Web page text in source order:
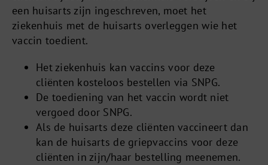
een huisarts zijn ingeschreven, moet het
ziekenhuis met de huisarts overleggen wie het
vaccin toedient.
Het ziekenhuis kan vaccins voor deze
cliënten kosteloos bestellen via SNPG.
De toediening van het vaccin wordt niet
vergoed door SNPG.
Als de huisarts deze cliënten vaccineert dan
kan de huisarts de griepvaccins voor deze
cliënten in zijn/haar bestelling meenemen.